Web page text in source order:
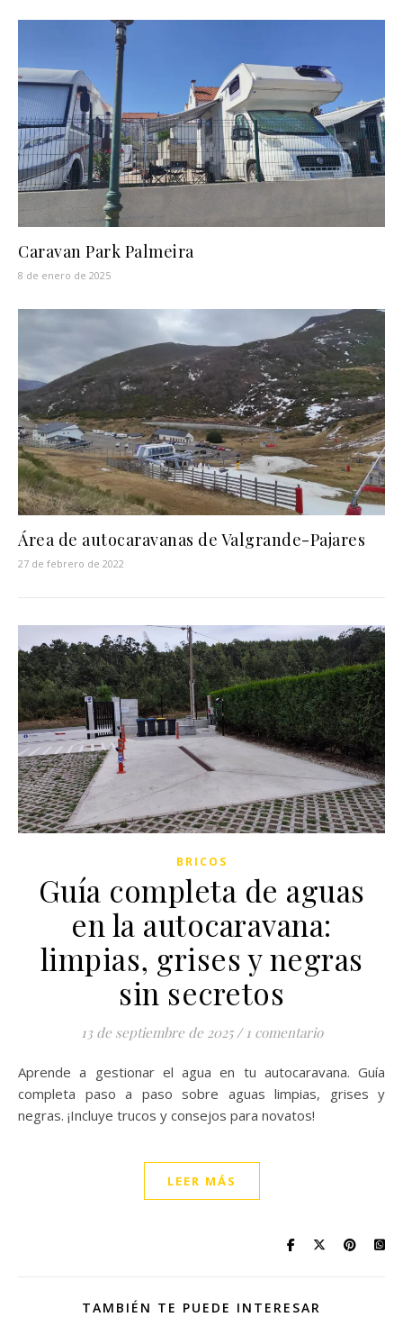
Caravan Park Palmeira
8 de enero de 2025
Área de autocaravanas de Valgrande-Pajares
27 de febrero de 2022
BRICOS
Guía completa de aguas
en la autocaravana:
limpias, grises y negras
sin secretos
13 de septiembre de 2025 / 1 comentario
Aprende a gestionar el agua en tu autocaravana. Guía
completa paso a paso sobre aguas limpias, grises y
negras. ¡Incluye trucos y consejos para novatos!
LEER MÁS
TAMBIÉN TE PUEDE INTERESAR